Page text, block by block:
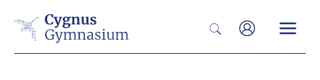
naar
Zoeken